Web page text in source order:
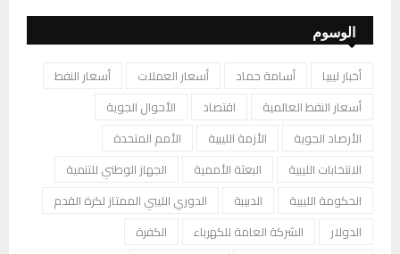
الوسوم
أخبار ليبيا أسامة حماد أسعار العملات
أسعار النفط
أسعار النفط العالمية
اقتصاد
الأحوال الجوية
الأرصاد الجوية
الأزمة الليبية
الأمم المتحدة
الانتخابات الليبية
البعثة الأممية
الجهاز الوطني للتنمية
الحكومة الليبية
الدبيبة
الدوري الليبي الممتاز لكرة القدم
الدولار
الشركة العامة للكهرباء
الكفرة